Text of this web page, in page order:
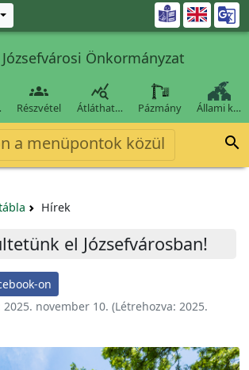

Józsefvárosi Önkormányzat

Részvétel

Átláthat… Pázmány Állami k…
a menüpontok közül 
Hírek
el Józsefvárosban!
on
2025. november 10. (Létrehozva: 2025.